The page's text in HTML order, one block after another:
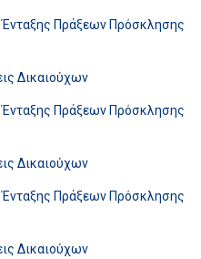
Πράξεων Πρόσκλησης
Δικαιούχων
Πράξεων Πρόσκλησης
Δικαιούχων
Πράξεων Πρόσκλησης
Δικαιούχων